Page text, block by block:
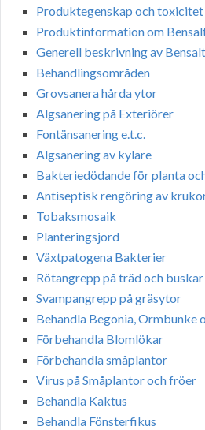
Produktegenskap och toxicitet
Produktinformation om
Generell beskrivning av
Behandlingsområden
Grovsanera hårda ytor
Algsanering på Exteriörer
Fontänsanering e.t.c.
Algsanering av kylare
Bakteriedödande för planta
Antiseptisk rengöring av
Tobaksmosaik
Planteringsjord
Växtpatogena Bakterier
Rötangrepp på träd och buskar
Svampangrepp på gräsytor
Behandla Begonia, Ormbunke
Förbehandla Blomlökar
Förbehandla småplantor
Virus på Småplantor och fröer
Behandla Kaktus
Behandla Fönsterfikus